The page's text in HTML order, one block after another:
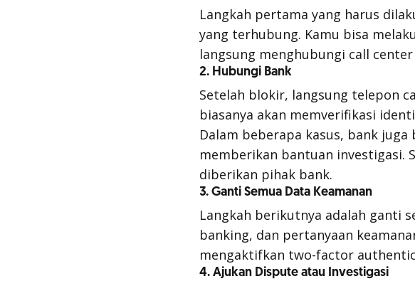
Langkah pertama yang harus
yang terhubung. Kamu bisa
langsung menghubungi call center
2. Hubungi Bank
Setelah blokir, langsung telepon
biasanya akan memverifikasi
Dalam beberapa kasus, bank
memberikan bantuan investigasi.
diberikan pihak bank.
3. Ganti Semua Data Keamanan
Langkah berikutnya adalah ganti
banking, dan pertanyaan
mengaktifkan two-factor
4. Ajukan Dispute atau Investigasi